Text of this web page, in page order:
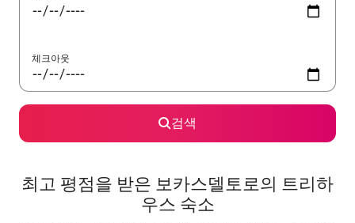
체크아웃
검색
최고 평점을 받은 보카스델토로의 트리하
우스 숙소